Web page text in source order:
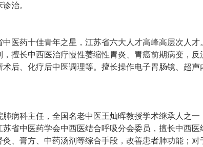
治。
医药十佳青年之星，江苏省六大人才高峰高层次人才
擅长中西医治疗慢性萎缩性胃炎、胃癌前期病变，反
后、化疗后中医调理等。擅长操作电子胃肠镜、超声
病科主任，全国名老中医王灿晖教授学术继承人之一
省中医药学会中西医结合呼吸分会委员，擅长中西医
、膏方、中药汤剂等综合手段，改善患者肺功能；对